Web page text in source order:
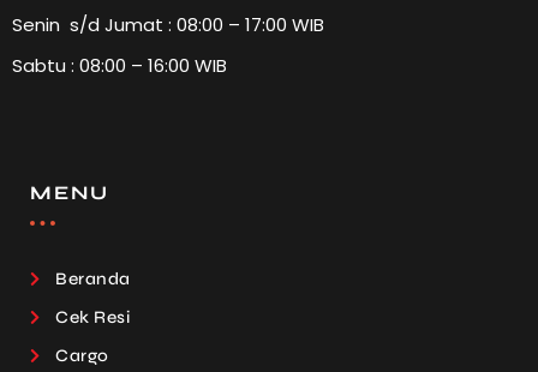
Senin s/d Jumat : 08:00 – 17:00 WIB
Sabtu : 08:00 – 16:00 WIB
MENU
Beranda
Cek Resi
Cargo